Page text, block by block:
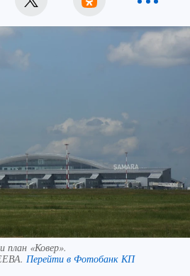
план «Ковер».
Перейти в Фотобанк КП